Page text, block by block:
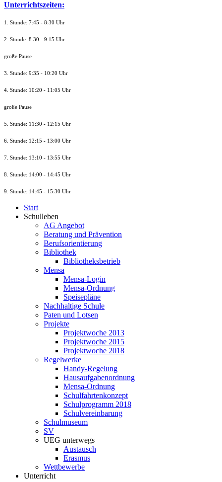
Unterrichtszeiten:
1. Stunde: 7:45 - 8:30 Uhr
2. Stunde: 8:30 - 9:15 Uhr
große Pause
3. Stunde: 9:35 - 10:20 Uhr
4. Stunde: 10:20 - 11:05 Uhr
große Pause
5. Stunde: 11:30 - 12:15 Uhr
6. Stunde: 12:15 - 13:00 Uhr
7. Stunde: 13:10 - 13:55 Uhr
8. Stunde: 14:00 - 14:45 Uhr
9. Stunde: 14:45 - 15:30 Uhr
Start
Schulleben
AG Angebot
Beratung und Prävention
Berufsorientierung
Bibliothek
Bibliotheksbetrieb
Mensa
Mensa-Login
Mensa-Ordnung
Speisepläne
Nachhaltige Schule
Paten und Lotsen
Projekte
Projektwoche 2013
Projektwoche 2015
Projektwoche 2018
Regelwerke
Handy-Regelung
Hausaufgabenordnung
Mensa-Ordnung
Schulfahrtenkonzept
Schulprogramm 2018
Schulvereinbarung
Schulmuseum
SV
UEG unterwegs
Austausch
Erasmus
Wettbewerbe
Unterricht